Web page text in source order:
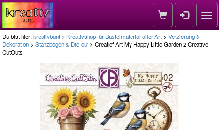
Du bist hier:kreativbunt > Kreativshop für Bastelmaterial aller Art > Verzierung &
Dekoration > Stanzbögen & Die-cut > Creatief Art My Happy Little Garden 2 Creative
CutOuts